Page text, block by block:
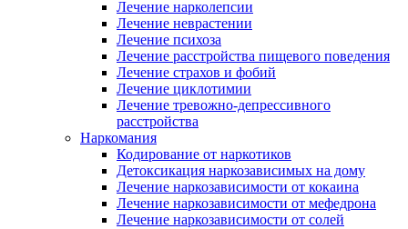
Лечение нарколепсии
Лечение неврастении
Лечение психоза
Лечение расстройства пищевого поведения
Лечение страхов и фобий
Лечение циклотимии
Лечение тревожно-депрессивного
расстройства
Наркомания
Кодирование от наркотиков
Детоксикация наркозависимых на дому
Лечение наркозависимости от кокаина
Лечение наркозависимости от мефедрона
Лечение наркозависимости от солей